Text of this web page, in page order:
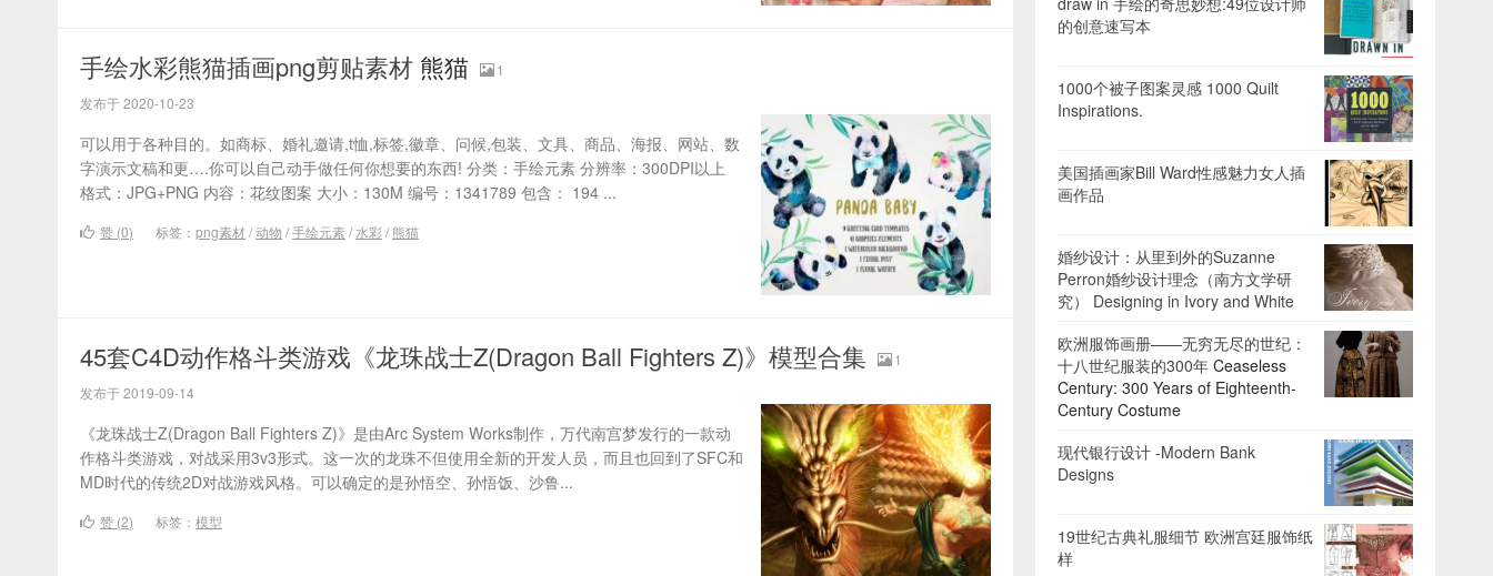
手绘水彩熊猫插画png剪贴素材 熊猫
1
发布于 2020-10-23
可以用于各种目的。如商标、婚礼邀请,t恤,标签,徽章、问候,包装、文具、商品、海报、网站、数
字演示文稿和更….你可以自己动手做任何你想要的东西! 分类：手绘元素 分辨率：300DPI以上
格式：JPG+PNG 内容：花纹图案 大小：130M 编号：1341789 包含： 194 ...
赞 (0) 标签： png素材 /动物 /手绘元素/ 水彩 / 熊猫
45套C4D动作格斗类游戏《龙珠战士Z(Dragon Ball Fighters Z)》模型合集
1
发布于 2019-09-14
《龙珠战士Z(Dragon Ball Fighters Z)》是由Arc System Works制作，万代南宫梦发行的一款动
作格斗类游戏，对战采用3v3形式。这一次的龙珠不但使用全新的开发人员，而且也回到了SFC和
MD时代的传统2D对战游戏风格。可以确定的是孙悟空、孙悟饭、沙鲁...
赞 (2) 标签： 模型
的创意速写本
1000个被子图案灵感 1000 Quilt
Inspirations.
美国插画家Bill Ward性感魅力女人插
画作品
婚纱设计：从里到外的Suzanne
Perron婚纱设计理念（南方文学研
究） Designing in Ivory and White
欧洲服饰画册——无穷无尽的世纪：
十八世纪服装的300年 Ceaseless
Century: 300 Years of Eighteenth-
Century Costume
现代银行设计 -Modern Bank
Designs
19世纪古典礼服细节 欧洲宫廷服饰纸
样